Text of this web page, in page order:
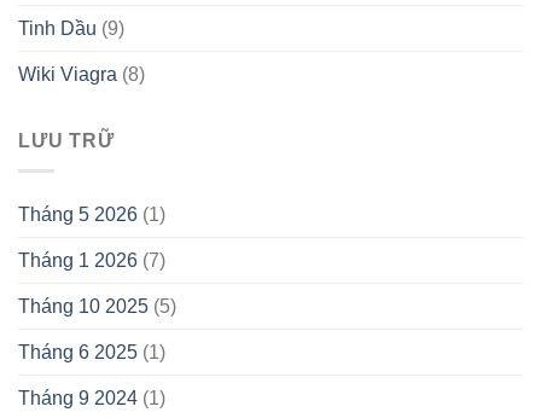
Tinh Dầu (9)
Wiki Viagra (8)
LƯU TRỮ
Tháng 5 2026 (1)
Tháng 1 2026 (7)
Tháng 10 2025 (5)
Tháng 6 2025 (1)
Tháng 9 2024 (1)